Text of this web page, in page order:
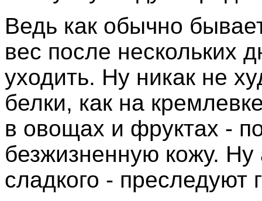
Ведь как обычно
вес после нескольких
уходить. Ну никак не
белки, как на
в овощах и фруктах -
безжизненную кожу.
сладкого - преследуют